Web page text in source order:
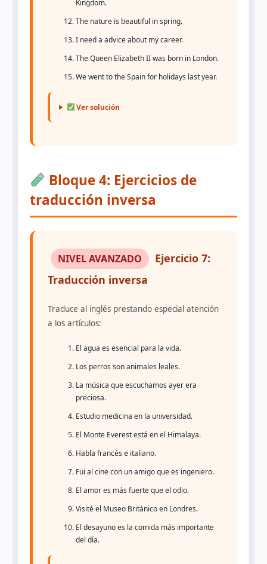
Kingdom.
The nature is beautiful in spring.
I need a advice about my career.
The Queen Elizabeth II was born in London.
We went to the Spain for holidays last year.
Ver solución
Bloque 4: Ejercicios de
traducción inversa
NIVEL AVANZADO
Ejercicio 7:
Traducción inversa
Traduce al inglés prestando especial atención
a los artículos:
El agua es esencial para la vida.
Los perros son animales leales.
La música que escuchamos ayer era
preciosa.
Estudio medicina en la universidad.
El Monte Everest está en el Himalaya.
Habla francés e italiano.
Fui al cine con un amigo que es ingeniero.
El amor es más fuerte que el odio.
Visité el Museo Británico en Londres.
El desayuno es la comida más importante
del día.